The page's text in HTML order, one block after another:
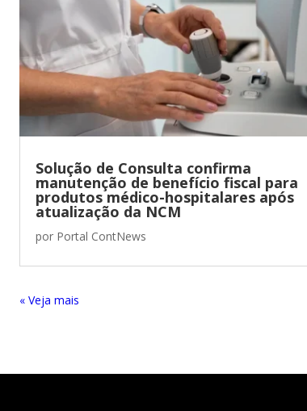
Solução de Consulta confirma
manutenção de benefício fiscal para
produtos médico-hospitalares após
atualização da NCM
por Portal ContNews
« Entradas Antigas